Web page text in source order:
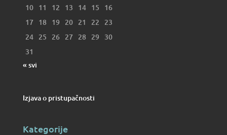
10 11 12 13 14 15
16
17 18 19 20 21 22
23
24 25 26 27 28 29
30
31
« svi
Izjava o pristupačnosti
Kategorije